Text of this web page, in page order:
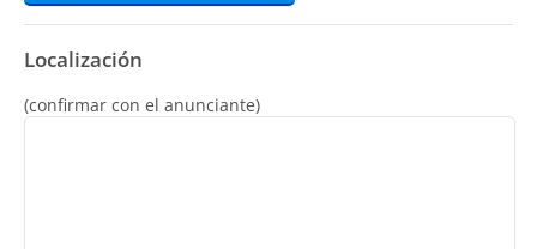
Localización
(confirmar con el anunciante)